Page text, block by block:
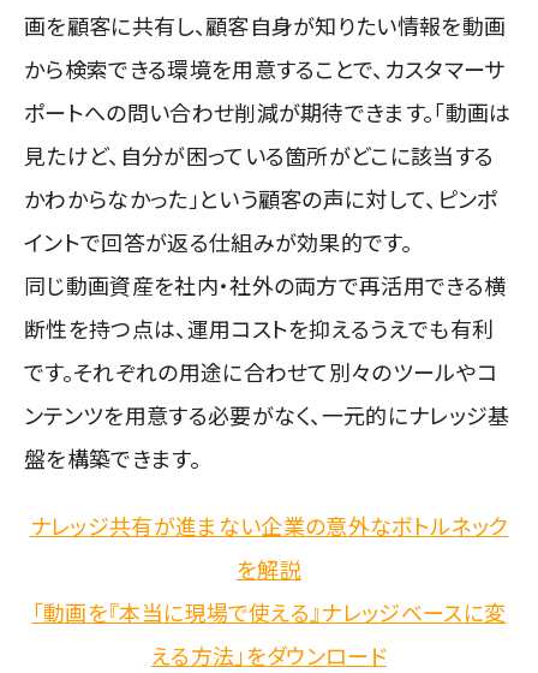
画を顧客に共有し、顧客自身が知りたい情報を動画
から検索できる環境を用意することで、カスタマーサ
ポートへの問い合わせ削減が期待できます。「動画は
見たけど、自分が困っている箇所がどこに該当する
かわからなかった」という顧客の声に対して、ピンポ
イントで回答が返る仕組みが効果的です。
同じ動画資産を社内・社外の両方で再活用できる横
断性を持つ点は、運用コストを抑えるうえでも有利
です。それぞれの用途に合わせて別々のツールやコ
ンテンツを用意する必要がなく、一元的にナレッジ基
盤を構築できます。
ナレッジ共有が進まない企業の意外なボトルネック
を解説
「動画を『本当に現場で使える』ナレッジベースに変
える方法」をダウンロード